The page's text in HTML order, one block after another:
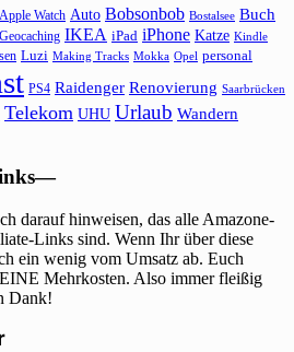
Apple Watch Auto Bobsonbob Bostalsee Buch
Geocaching IKEA iPad iPhone Katze Kindle
Luzi Making Tracks Mokka Opel personal
PS4 Raidenger Renovierung Saarbrücken
Telekom UHU Urlaub Wandern
darauf hinweisen, das alle Amazone-
Links sind. Wenn Ihr über diese
ein wenig vom Umsatz ab. Euch
Mehrkosten. Also immer fleißig
Dank!